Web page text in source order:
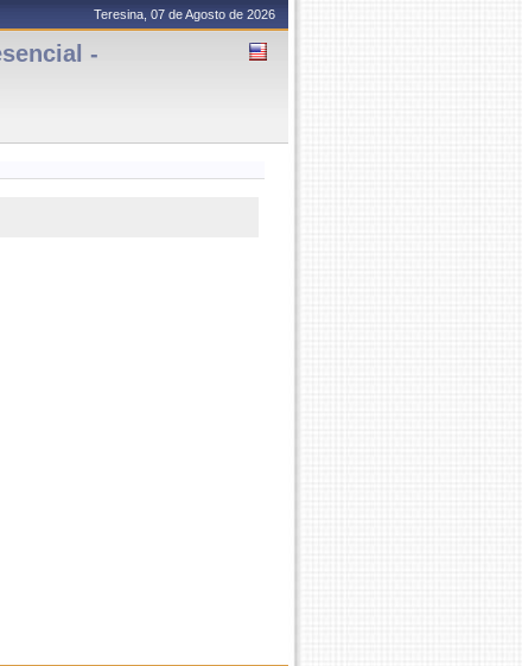
Teresina, 07 de Agosto de 2026
-